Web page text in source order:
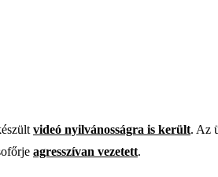
videó nyilvánosságra is került. Az
agresszívan vezetett.